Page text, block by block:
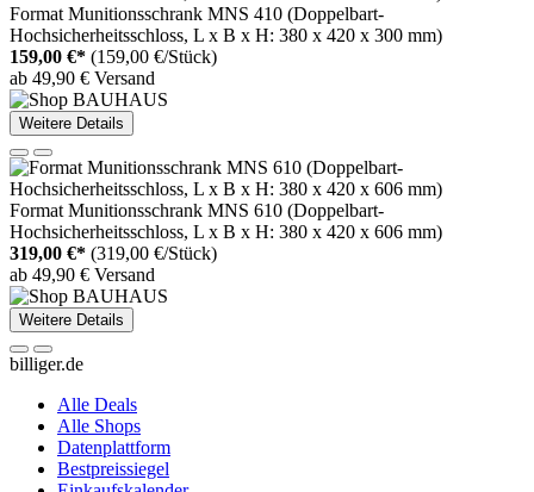
Format Munitionsschrank MNS 410 (Doppelbart-
Hochsicherheitsschloss, L x B x H: 380 x 420 x 300 mm)
159,00 €* (159,00 €/Stück)
ab 49,90 € Versand
Weitere Details
Format Munitionsschrank MNS 610 (Doppelbart-
Hochsicherheitsschloss, L x B x H: 380 x 420 x 606 mm)
319,00 €* (319,00 €/Stück)
ab 49,90 € Versand
Weitere Details
billiger.de
Alle Deals
Alle Shops
Datenplattform
Bestpreissiegel